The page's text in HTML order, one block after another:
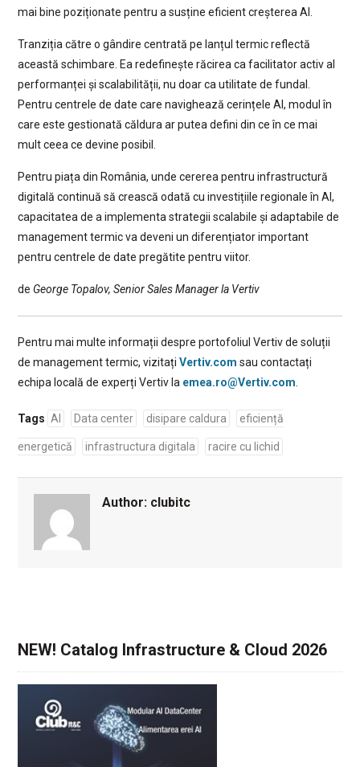
mai bine poziționate pentru a susține eficient creșterea AI.
Tranziția către o gândire centrată pe lanțul termic reflectă
această schimbare. Ea redefinește răcirea ca facilitator activ al
performanței și scalabilității, nu doar ca utilitate de fundal.
Pentru centrele de date care navighează cerințele AI, modul în
care este gestionată căldura ar putea defini din ce în ce mai
mult ceea ce devine posibil.
Pentru piața din România, unde cererea pentru infrastructură
digitală continuă să crească odată cu investițiile regionale în AI,
capacitatea de a implementa strategii scalabile și adaptabile de
management termic va deveni un diferențiator important
pentru centrele de date pregătite pentru viitor.
de George Topalov, Senior Sales Manager la Vertiv
Pentru mai multe informații despre portofoliul Vertiv de soluții
de management termic, vizitați Vertiv.com sau contactați
echipa locală de experți Vertiv la emea.ro@Vertiv.com.
Tags AI Data center disipare caldura eficiență
energetică infrastructura digitala racire cu lichid
Author: clubitc
NEW! Catalog Infrastructure & Cloud 2026